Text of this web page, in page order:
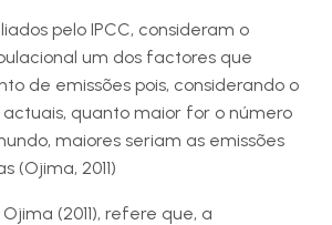
pelo IPCC, consideram o
um dos factores que
de emissões pois, considerando o
quanto maior for o número
maiores seriam as emissões
(Ojima, 2011)
(2011), refere que, a